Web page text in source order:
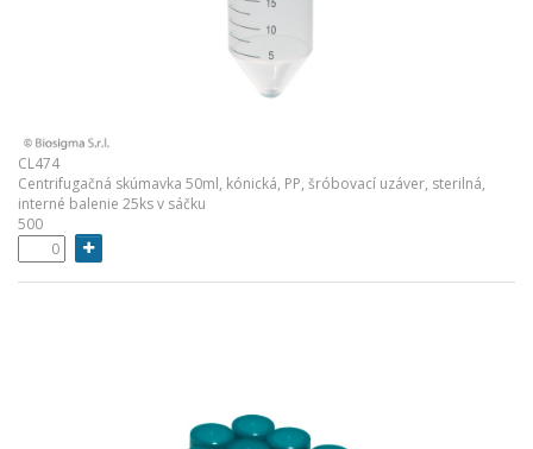
CL474
Centrifugačná skúmavka 50ml, kónická, PP, šróbovací uzáver, sterilná,
interné balenie 25ks v sáčku
500